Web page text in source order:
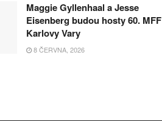
Maggie Gyllenhaal a Jesse
Eisenberg budou hosty 60. MFF
Karlovy Vary
8 ČERVNA, 2026